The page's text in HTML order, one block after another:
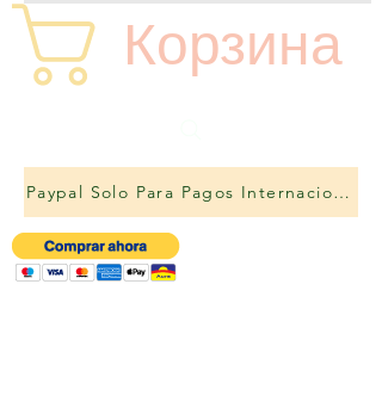
Корзина
Paypal Solo Para Pagos Internacionales